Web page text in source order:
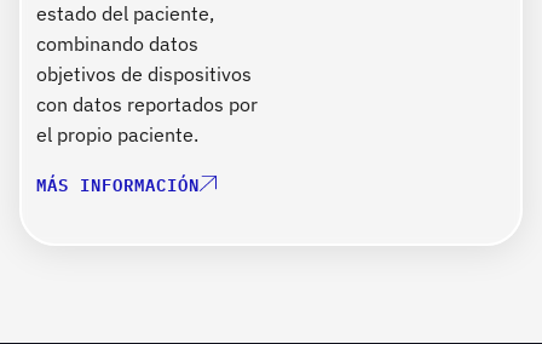
estado del paciente,
combinando datos
objetivos de dispositivos
con datos reportados por
el propio paciente.
MÁS INFORMACIÓN